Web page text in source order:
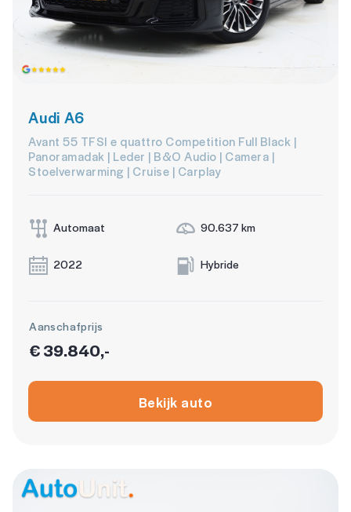
Audi A6
Avant 55 TFSI e quattro Competition Full Black |
Panoramadak | Leder | B&O Audio | Camera |
Stoelverwarming | Cruise | Carplay
Automaat 90.637 km
2022 Hybride
Aanschafprijs
€ 39.840,-
Bekijk auto